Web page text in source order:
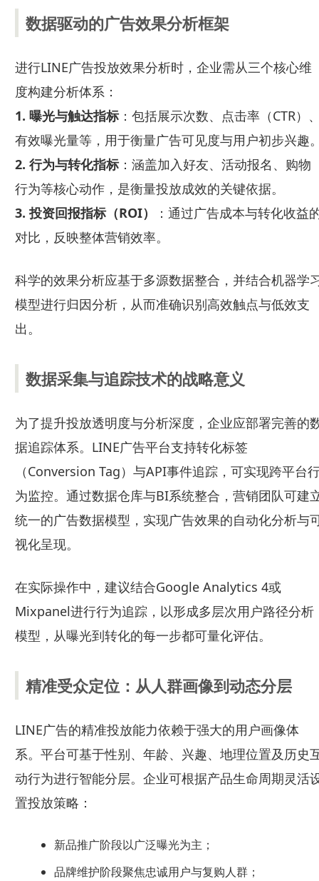
数据驱动的广告效果分析框架
进行LINE广告投放效果分析时，企业需从三个核心维
度构建分析体系：
1. 曝光与触达指标：包括展示次数、点击率（CTR）
有效曝光量等，用于衡量广告可见度与用户初步兴趣
2. 行为与转化指标：涵盖加入好友、活动报名、购物
行为等核心动作，是衡量投放成效的关键依据。
3. 投资回报指标（ROI）
：通过广告成本与转化收益
对比，反映整体营销效率。
科学的效果分析应基于多源数据整合，并结合机器学
模型进行归因分析，从而准确识别高效触点与低效支
出。
数据采集与追踪技术的战略意义
为了提升投放透明度与分析深度，企业应部署完善的
据追踪体系。LINE广告平台支持转化标签
（Conversion Tag）与API事件追踪，可实现跨平台
为监控。通过数据仓库与BI系统整合，营销团队可建
统一的广告数据模型，实现广告效果的自动化分析与
视化呈现。
在实际操作中，建议结合Google Analytics 4或
Mixpanel进行行为追踪，以形成多层次用户路径分析
模型，从曝光到转化的每一步都可量化评估。
精准受众定位：从人群画像到动态分层
LINE广告的精准投放能力依赖于强大的用户画像体
系。平台可基于性别、年龄、兴趣、地理位置及历史
动行为进行智能分层。企业可根据产品生命周期灵活
置投放策略：
新品推广阶段以广泛曝光为主；
品牌维护阶段聚焦忠诚用户与复购人群；